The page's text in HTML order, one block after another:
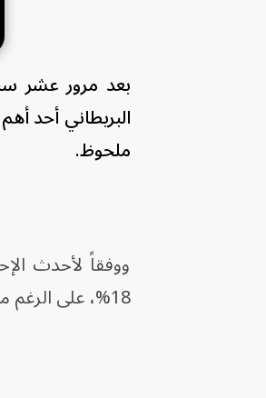
البريطاني أحد
ملحوظ.
ووفقاً لأحدث
18%، على الرغم من انخفاضها من 21% عام 2016.